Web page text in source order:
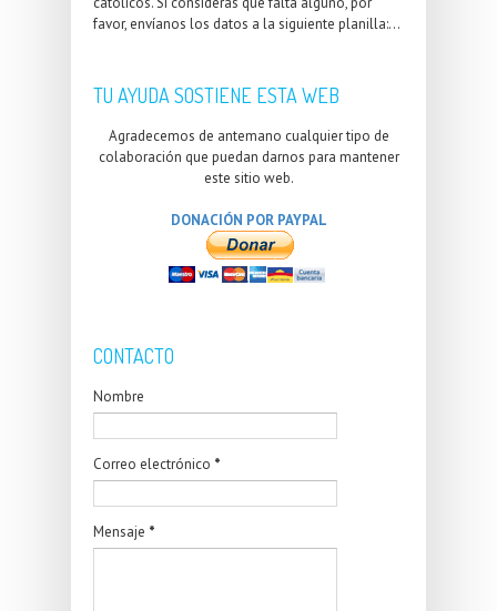
favor, envíanos los datos a la siguiente planilla:...
TU AYUDA SOSTIENE ESTA WEB
Agradecemos de antemano cualquier tipo de
colaboración que puedan darnos para mantener
este sitio web.
DONACIÓN POR PAYPAL
CONTACTO
Nombre
Correo electrónico *
Mensaje *